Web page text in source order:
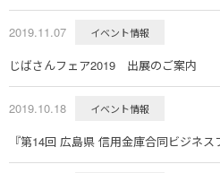
2019.11.07 イベント情報
じばさんフェア2019 出展のご案内
2019.10.18 イベント情報
『第14回 広島県 信用金庫合同ビジネ